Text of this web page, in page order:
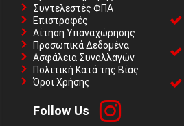
Συντελεστές ΦΠΑ
Επιστροφές
Αίτηση Υπαναχώρησης
Προσωπικά Δεδομένα
Ασφάλεια Συναλλαγών
Πολιτική Κατά της Βίας
Όροι Χρήσης
Follow Us